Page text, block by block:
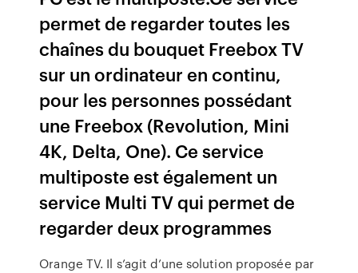
permet de regarder toutes les
chaînes du bouquet Freebox TV
sur un ordinateur en continu,
pour les personnes possédant
une Freebox (Revolution, Mini
4K, Delta, One). Ce service
multiposte est également un
service Multi TV qui permet de
regarder deux programmes
Orange TV. Il s’agit d’une solution proposée par